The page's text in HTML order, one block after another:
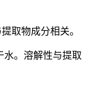
取物成分相关。
水。溶解性与提取